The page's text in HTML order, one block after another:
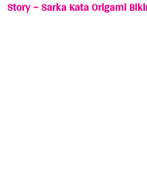
Story – Sarka Kata Origami